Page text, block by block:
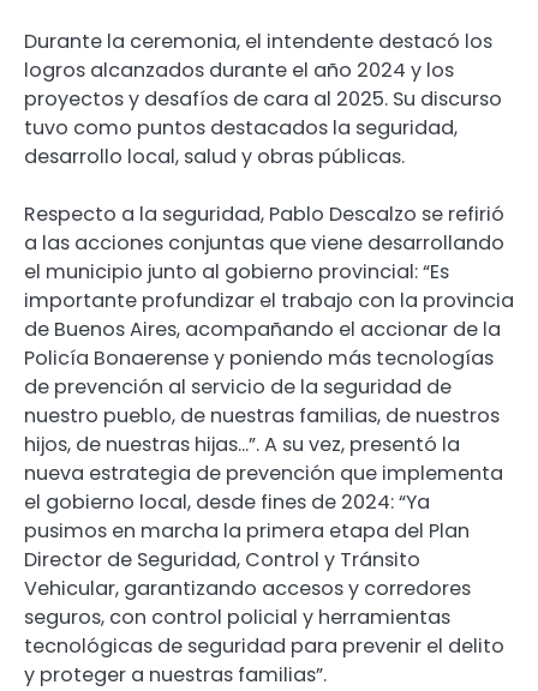
Durante la ceremonia, el intendente destacó los
logros alcanzados durante el año 2024 y los
proyectos y desafíos de cara al 2025. Su discurso
tuvo como puntos destacados la seguridad,
desarrollo local, salud y obras públicas.
Respecto a la seguridad, Pablo Descalzo se refirió
a las acciones conjuntas que viene desarrollando
el municipio junto al gobierno provincial: “Es
importante profundizar el trabajo con la provincia
de Buenos Aires, acompañando el accionar de la
Policía Bonaerense y poniendo más tecnologías
de prevención al servicio de la seguridad de
nuestro pueblo, de nuestras familias, de nuestros
hijos, de nuestras hijas…”. A su vez, presentó la
nueva estrategia de prevención que implementa
el gobierno local, desde fines de 2024: “Ya
pusimos en marcha la primera etapa del Plan
Director de Seguridad, Control y Tránsito
Vehicular, garantizando accesos y corredores
seguros, con control policial y herramientas
tecnológicas de seguridad para prevenir el delito
y proteger a nuestras familias”.